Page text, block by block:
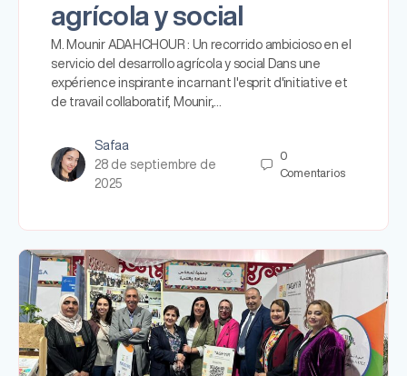
agrícola y social
M. Mounir ADAHCHOUR : Un recorrido ambicioso en el
servicio del desarrollo agrícola y social Dans une
expérience inspirante incarnant l'esprit d'initiative et
de travail collaboratif, Mounir,…
Safaa
28 de septiembre de
2025
0
Comentarios